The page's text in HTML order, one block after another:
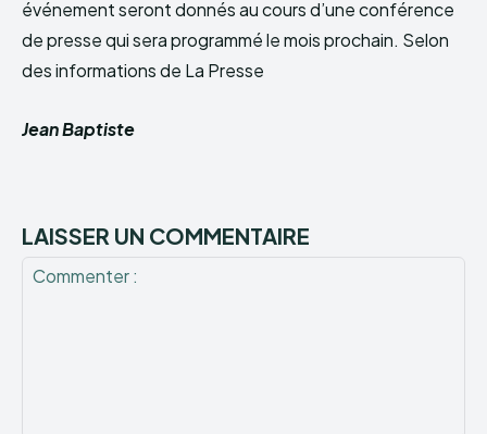
événement seront donnés au cours d’une conférence
de presse qui sera programmé le mois prochain. Selon
des informations de La Presse
Jean Baptiste
LAISSER UN COMMENTAIRE